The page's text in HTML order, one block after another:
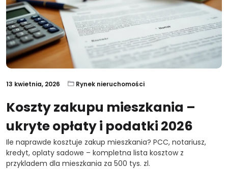
13 kwietnia, 2026 Rynek nieruchomości
Koszty zakupu mieszkania –
ukryte opłaty i podatki 2026
Ile naprawde kosztuje zakup mieszkania? PCC, notariusz,
kredyt, oplaty sadowe – kompletna lista kosztow z
przykladem dla mieszkania za 500 tys. zl.